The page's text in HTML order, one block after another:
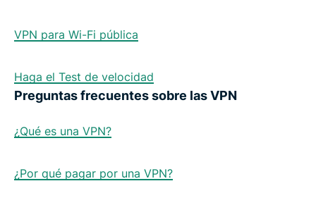
VPN para Wi-Fi pública
Haga el Test de velocidad
Preguntas frecuentes sobre las VPN
¿Qué es una VPN?
¿Por qué pagar por una VPN?